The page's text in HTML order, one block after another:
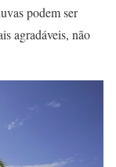
podem ser
agradáveis, não